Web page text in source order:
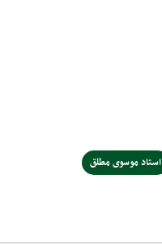
استاد موسوی مطلق